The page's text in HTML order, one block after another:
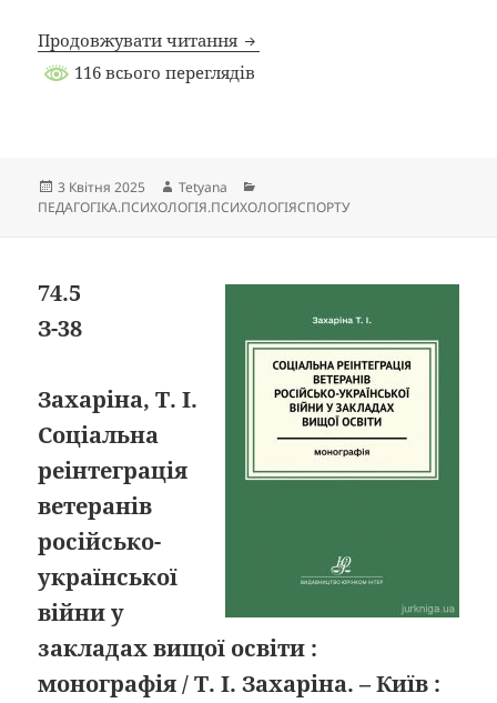
Продовжувати читання
116 всього переглядів
Опубліковано
3 Квітня 2025 Автор
Tetyana
ПЕДАГОГІКА.ПСИХОЛОГІЯ.ПСИХОЛОГІЯСПОРТУ
74.5
З-38
Захаріна, Т. І.
Соціальна
реінтеграція
ветеранів
російсько-
української
війни у
закладах вищої освіти :
монографія / Т. І. Захаріна. – Київ :